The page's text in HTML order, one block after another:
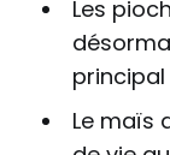
Les
principal
Le maïs